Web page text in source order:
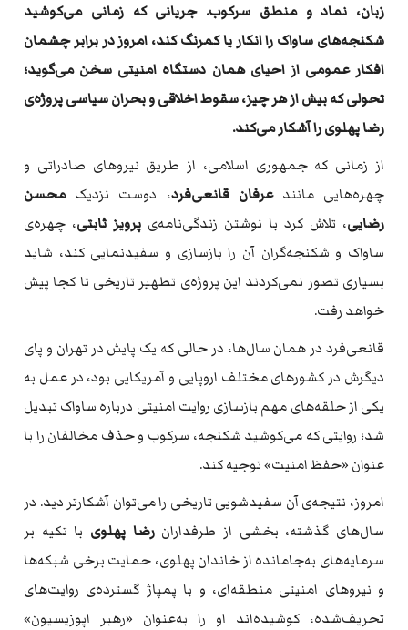
زبان، نماد و منطق سرکوب. جریانی که زمانی می‌کوشید
شکنجه‌های ساواک را انکار یا کمرنگ کند، امروز در برابر چشمان
افکار عمومی از احیای همان دستگاه امنیتی سخن می‌گوید؛
تحولی که بیش از هر چیز، سقوط اخلاقی و بحران سیاسی پروژه‌ی
رضا پهلوی را آشکار می‌کند.
از زمانی که جمهوری اسلامی، از طریق نیروهای صادراتی و
چهره‌هایی مانندعرفان قانعی‌فرد، دوست نزدیکمحسن
رضایی، تلاش کرد با نوشتن زندگی‌نامه‌ی پرویز ثابتی، چهره‌ی
ساواک و شکنجه‌گران آن را بازسازی و سفیدنمایی کند، شاید
بسیاری تصور نمی‌کردند این پروژه‌ی تطهیر تاریخی تا کجا پیش
خواهد رفت.
قانعی‌فرد در همان سال‌ها، در حالی که یک پایش در تهران و پای
دیگرش در کشورهای مختلف اروپایی و آمریکایی بود، در عمل به
یکی از حلقه‌های مهم بازسازی روایت امنیتی درباره ساواک تبدیل
شد؛ روایتی که می‌کوشید شکنجه، سرکوب و حذف مخالفان را با
عنوان «حفظ امنیت» توجیه کند.
امروز، نتیجه‌ی آن سفیدشویی تاریخی را می‌توان آشکارتر دید. در
سال‌های گذشته، بخشی از طرفدارانرضا پهلوی با تکیه بر
سرمایه‌های به‌جامانده از خاندان پهلوی، حمایت برخی شبکه‌ها
و نیروهای امنیتی منطقه‌ای، و با پمپاژ گسترده‌ی روایت‌های
تحریف‌شده، کوشیده‌اند او را به‌عنوان «رهبر اپوزیسیون»